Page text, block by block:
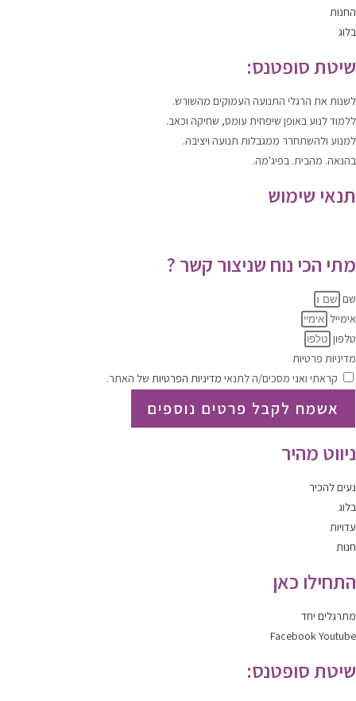
החנות
בלוג
שיטת סופטנס:
לשנות את הרגלי התנועה העמוקים מהשורש.
ללמודלנועבאופן שיפחית עומס, שחיקה וכאב.
למנוע ולהשתחרר ממגבלות תנועה ויציבה.
בהנאה. מהבית. בפיג'מה.
תנאי שימוש
מתי הכי נוח שניצור קשר ?
שם
אימייל
טלפון
מדיניות פרטיות
קראתי ואני מסכים/ה לתנאי מדיניות הפרטיות של האתר.
אשמח לקבל פרטים נוספים
ניווט מהיר
נעים להכיר
בלוג
עדויות
חנות
התחילו כאן
מתרגלים יחד
FacebookYoutube
שיטת סופטנס: